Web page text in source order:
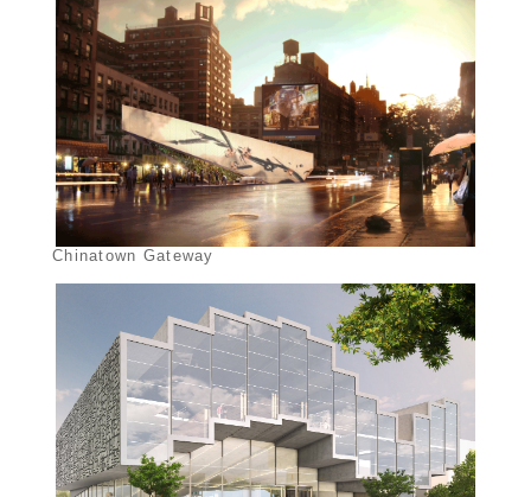
Chinatown Gateway